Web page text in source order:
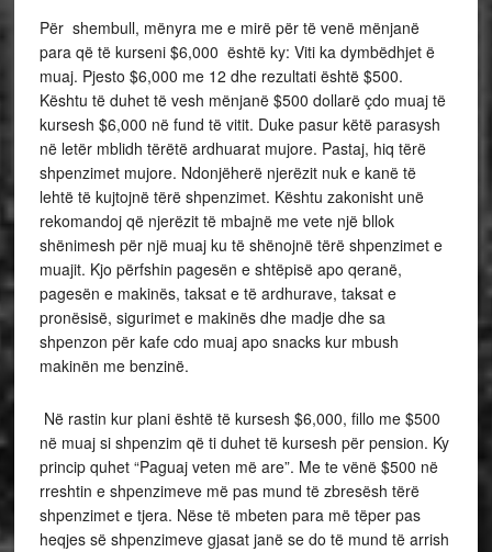
Për shembull, mënyra me e mirë për të venë mënjanë
para që të kurseni $6,000 është ky: Viti ka dymbëdhjet ë
muaj. Pjesto $6,000 me 12 dhe rezultati është $500.
Kështu të duhet të vesh mënjanë $500 dollarë çdo muaj të
kursesh $6,000 në fund të vitit. Duke pasur këtë parasysh
në letër mblidh tërëtë ardhuarat mujore. Pastaj, hiq tërë
shpenzimet mujore. Ndonjëherë njerëzit nuk e kanë të
lehtë të kujtojnë tërë shpenzimet. Kështu zakonisht unë
rekomandoj që njerëzit të mbajnë me vete një bllok
shënimesh për një muaj ku të shënojnë tërë shpenzimet e
muajit. Kjo përfshin pagesën e shtëpisë apo qeranë,
pagesën e makinës, taksat e të ardhurave, taksat e
pronësisë, sigurimet e makinës dhe madje dhe sa
shpenzon për kafe cdo muaj apo snacks kur mbush
makinën me benzinë.
Në rastin kur plani është të kursesh $6,000, fillo me $500
në muaj si shpenzim që ti duhet të kursesh për pension. Ky
princip quhet “Paguaj veten më are”. Me te vënë $500 në
rreshtin e shpenzimeve më pas mund të zbresësh tërë
shpenzimet e tjera. Nëse të mbeten para më tëper pas
heqjes së shpenzimeve gjasat janë se do të mund të arrish